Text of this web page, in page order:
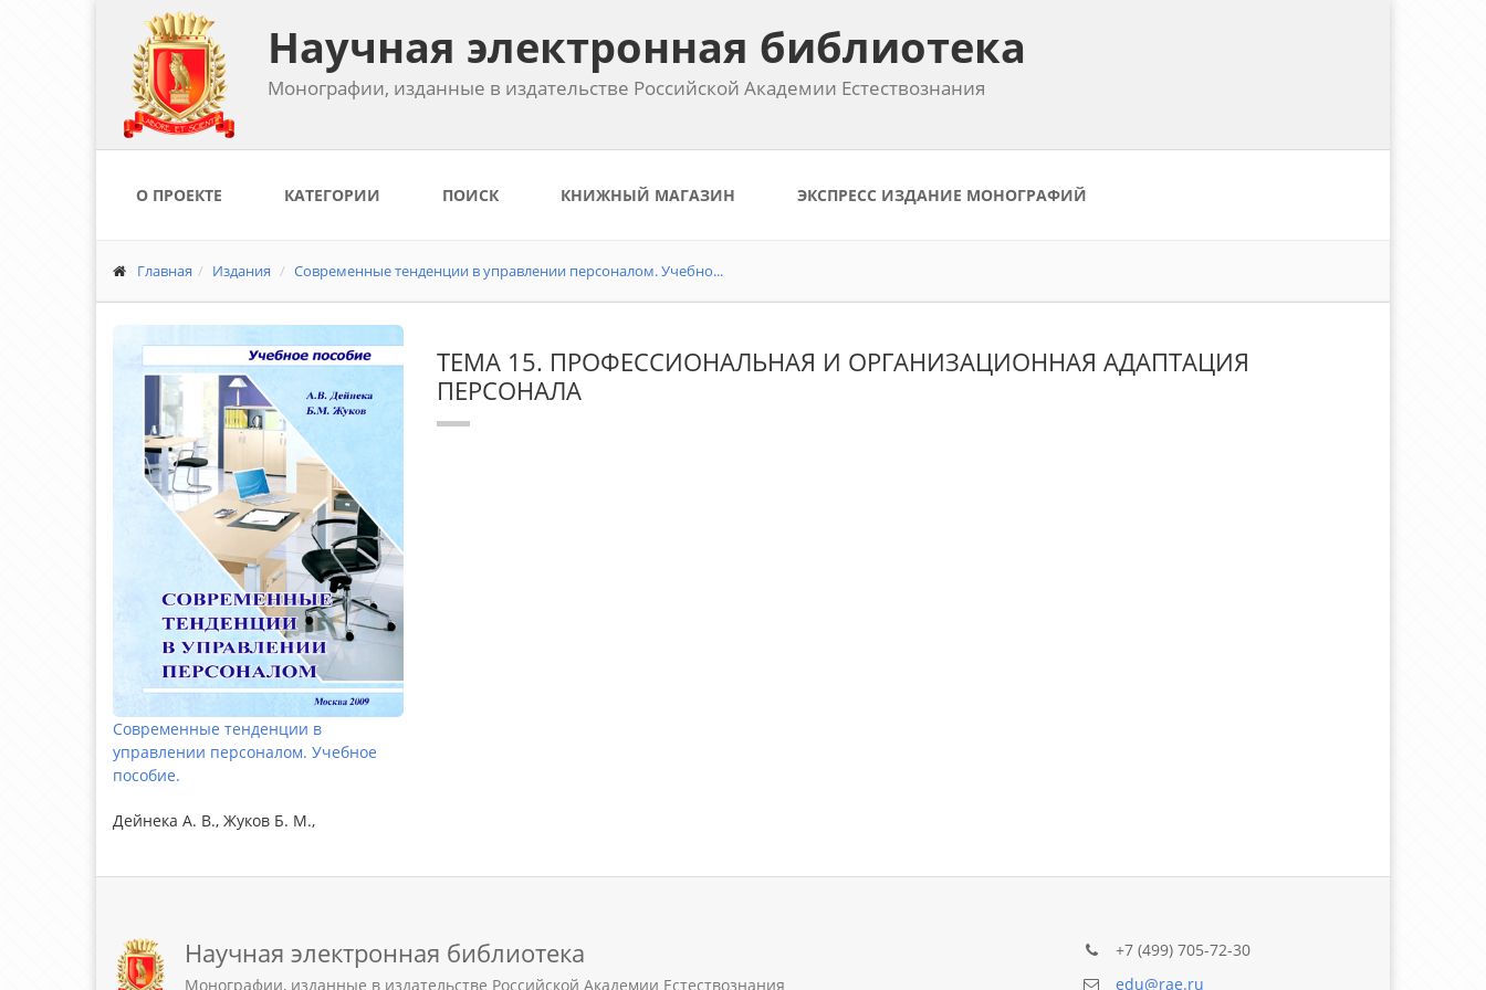
Научная электронная библиотека
Монографии, изданные в издательстве Российской Академии Естествознания
О ПРОЕКТЕ КАТЕГОРИИ ПОИСК КНИЖНЫЙ МАГАЗИН ЭКСПРЕСС ИЗДАНИЕ МОНОГРАФИЙ
Главная Издания Современные тенденции в управлении персоналом. Учебно...
Современные тенденции в
управлении персоналом. Учебное
пособие.
Дейнека А. В., Жуков Б. М.,
ТЕМА 15. ПРОФЕССИОНАЛЬНАЯ И ОРГАНИЗАЦИОННАЯ АДАПТАЦИЯ
ПЕРСОНАЛА
Научная электронная библиотека
Монографии, изданные в издательстве Российской Академии Естествознания
+7 (499) 705-72-30
edu@rae.ru